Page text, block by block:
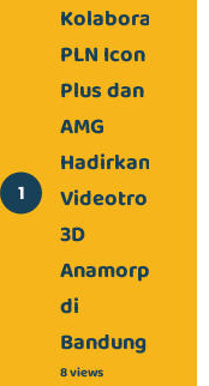
Kolaborasi
PLN Icon
Plus dan
AMG
Hadirkan
Videotron
3D
Anamorphic
di
Bandung
8 views